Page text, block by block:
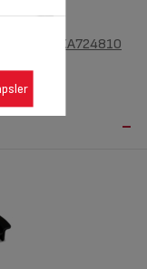
Optigrill XA724810